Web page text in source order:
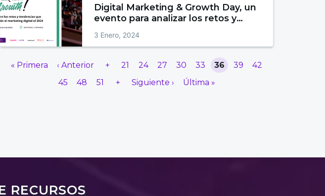
Digital Marketing & Growth Day, un
evento para analizar los retos y
sector en 2024
3 Enero, 2024
« Primera ‹ Anterior + 21 24 27 30 33 36 39
42
45
48 51 + Siguiente › Última »
RECURSOS